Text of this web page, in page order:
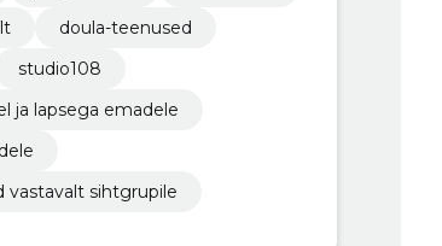
doula-teenused
studio108
ja lapsega emadele
vastavalt sihtgrupile